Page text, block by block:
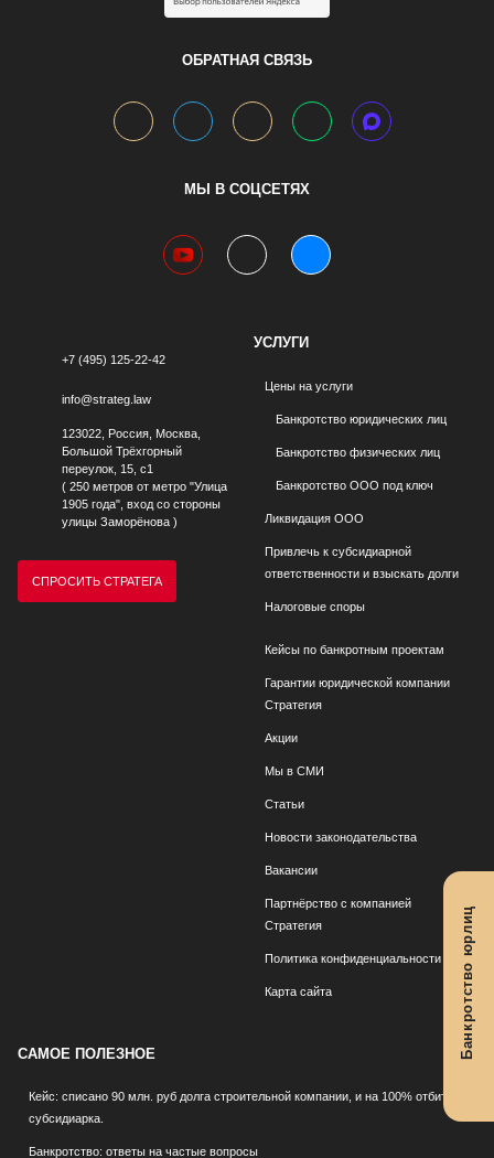
ОБРАТНАЯ СВЯЗЬ
МЫ В СОЦСЕТЯХ
youtube telegramvk
+7 (495) 125-22-42
info@strateg.law
123022, Россия, Москва,
Большой Трёхгорный
переулок, 15, с1
( 250 метров от метро "Улица
1905 года", вход со стороны
улицы Заморёнова )
СПРОСИТЬ СТРАТЕГА
УСЛУГИ
Цены на услуги
Банкротство юридических лиц
Банкротство физических лиц
Банкротство ООО под ключ
Ликвидация ООО
Привлечь к субсидиарной
ответственности и взыскать долги
Налоговые споры
Кейсы по банкротным проектам
Гарантии юридической компании
Стратегия
Акции
Мы в СМИ
Статьи
Новости законодательства
Вакансии
Партнёрство с компанией
Стратегия
Политика конфиденциальности
Карта сайта
САМОЕ ПОЛЕЗНОЕ
Кейс: списано 90 млн. руб долга строительной компании, и на 100% отбита
субсидиарка.
Банкротство: ответы на частые вопросы
Банкротство юрлиц